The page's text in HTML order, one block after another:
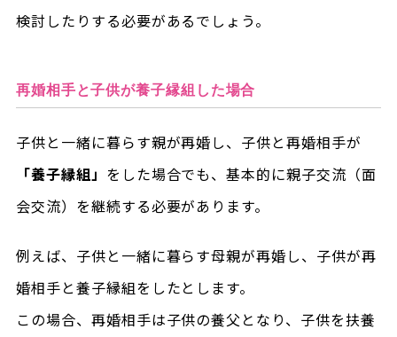
検討したりする必要があるでしょう。
再婚相手と子供が養子縁組した場合
子供と一緒に暮らす親が再婚し、子供と再婚相手が
「養子縁組」 をした場合でも、基本的に親子交流（面
会交流）を継続する必要があります。
例えば、子供と一緒に暮らす母親が再婚し、子供が再
婚相手と養子縁組をしたとします。
この場合、再婚相手は子供の養父となり、子供を扶養